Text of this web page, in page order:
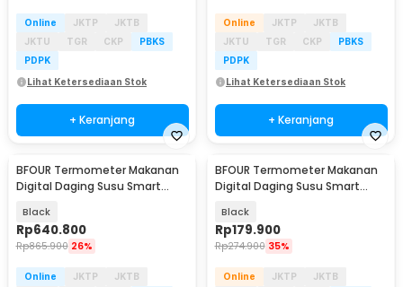
Online JKTP
JKTB
JKTU
TGR CKP
PBKS
PDPK
Lihat Ketersediaan Stok
+ Keranjang
Online JKTP
JKTB
JKTU
TGR CKP
PBKS
PDPK
Lihat Ketersediaan Stok
+ Keranjang
BFOUR Termometer Makanan
Digital Daging Susu Smart
Black
Rp640.800
Rp865.900 26%
Online JKTP
JKTB
BFOUR Termometer Makanan
Digital Daging Susu Smart
Black
Rp179.900
Rp274.900 35%
Online JKTP
JKTB